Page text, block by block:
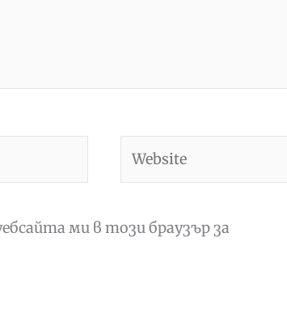
ми в този браузър за